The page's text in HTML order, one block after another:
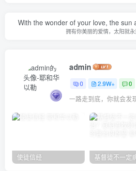
With the wonder of your love, the sun
拥有你美丽的爱情，太阳就
admin
0 2.9W+ 0
一路走到底，你就会发
使徒信经